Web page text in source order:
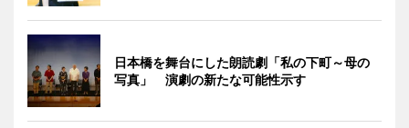
日本橋を舞台にした朗読劇「私の下町～母の
写真」 演劇の新たな可能性示す